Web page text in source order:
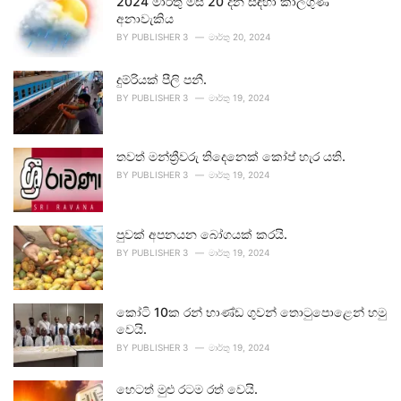
අනාවැකිය
BY PUBLISHER 3 මාර්තු 20, 2024
දුම්රියක් පීලි පනී.
BY PUBLISHER 3 මාර්තු 19, 2024
තවත් මන්ත්‍රීවරු තිදෙනෙක් කෝප් හැර යති.
BY PUBLISHER 3 මාර්තු 19, 2024
පුවක් අපනයන බෝගයක් කරයි.
BY PUBLISHER 3 මාර්තු 19, 2024
කෝටි 10ක රන් භාණ්ඩ ගුවන් තොටුපොළෙන් හමු
වෙයි.
BY PUBLISHER 3 මාර්තු 19, 2024
හෙටත් මුළු රටම රත් වෙයි.